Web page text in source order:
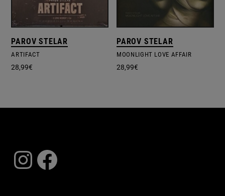
PAROV STELAR
ARTIFACT
28,99€
PAROV STELAR
MOONLIGHT LOVE AFFAIR
28,99€
Instagram
Facebook